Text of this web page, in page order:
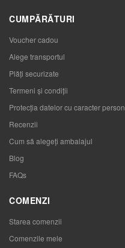
CUMPĂRĂTURI
Voucher cadou
Alege transportul
Plăți securizate
Termeni și condiții
Protecția datelor cu caracter
Recenzii
Cum să alegeţi ambalajul
Blog
FAQs
COMENZI
Starea comenzii
Comenzile mele